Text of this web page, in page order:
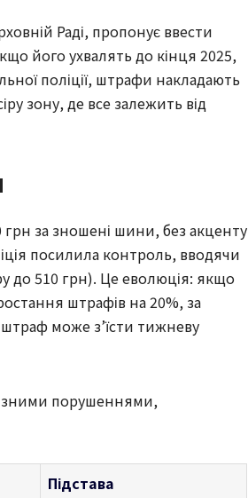
Раді, пропонує ввести
його ухвалять до кінця 2025,
поліції, штрафи накладають
зону, де все залежить від
за зношені шини, без акценту
посилила контроль, вводячи
до 510 грн). Це еволюція: якщо
штрафів на 20%, за
може з’їсти тижневу
порушеннями,
Підстава